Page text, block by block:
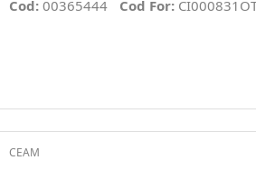
Cod: 00365444 Cod For:
CEAM